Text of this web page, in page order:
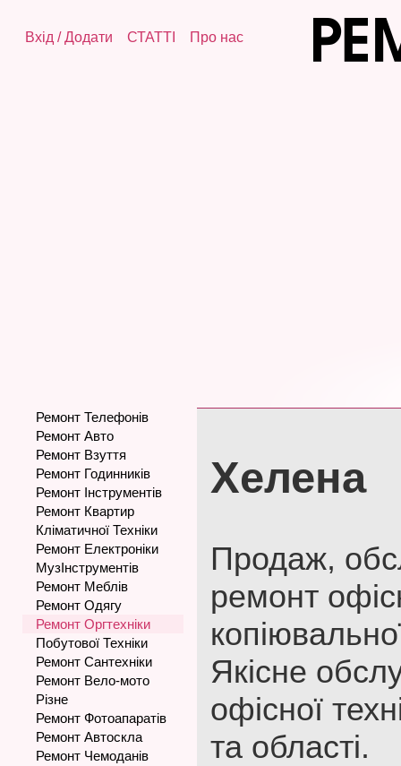
Вхід /Додати СТАТТІ Про нас
Ремонт Телефонів
Ремонт Авто
Ремонт Взуття
Ремонт Годинників
Ремонт Інструментів
Ремонт Квартир
Кліматичної Техніки
Ремонт Електроніки
МузІнструментів
Ремонт Меблів
Ремонт Одягу
Ремонт Оргтехніки
Побутової Техніки
Ремонт Сантехніки
Ремонт Вело-мото
Різне
Ремонт Фотоапаратів
Ремонт Автоскла
Ремонт Чемоданів
Хелена
Продаж,
ремонт
Якісне
офісної
та області.